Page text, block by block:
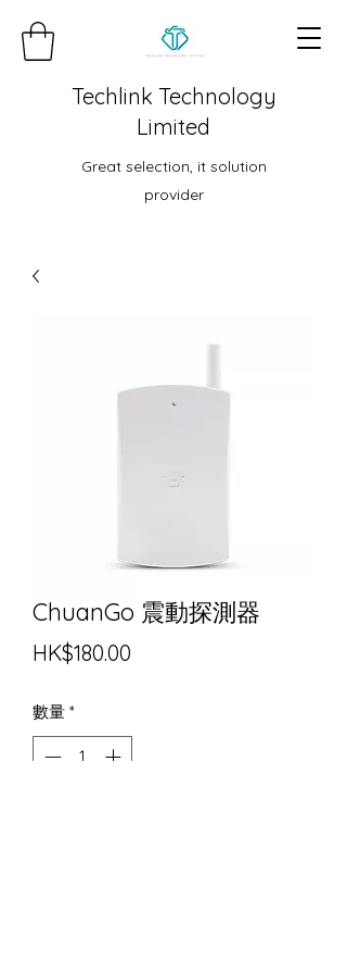
Techlink Technology
Limited
Great selection, it solution
provider
ChuanGo 震動探測器
HK$180.00
數量 *